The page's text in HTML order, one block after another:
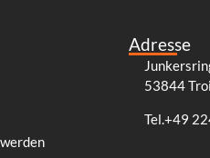
Adresse
53844
Tel.+49